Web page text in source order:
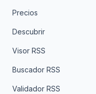
Precios
Descubrir
Visor RSS
Buscador RSS
Validador RSS